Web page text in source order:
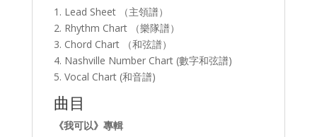
1. Lead Sheet （主領譜）
2. Rhythm Chart （樂隊譜）
3. Chord Chart （和弦譜）
4. Nashville Number Chart (數字和弦譜)
5. Vocal Chart (和音譜)
曲目
《我可以》專輯